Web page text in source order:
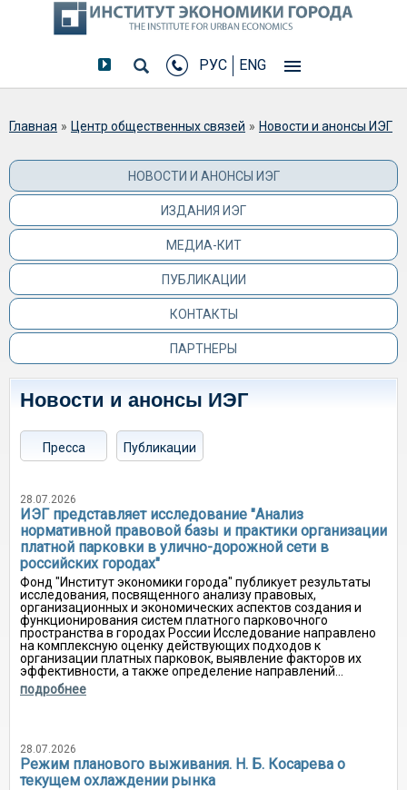
РУС ENG
Вы здесь
Главная » Центр общественных связей » Новости и анонсы ИЭГ
НОВОСТИ И АНОНСЫ ИЭГ
ИЗДАНИЯ ИЭГ
МЕДИА-КИТ
ПУБЛИКАЦИИ
КОНТАКТЫ
ПАРТНЕРЫ
Новости и анонсы ИЭГ
Пресса Публикации
28.07.2026
ИЭГ представляет исследование "Анализ
нормативной правовой базы и практики организации
платной парковки в улично-дорожной сети в
российских городах"
Фонд "Институт экономики города" публикует результаты
исследования, посвященного анализу правовых,
организационных и экономических аспектов создания и
функционирования систем платного парковочного
пространства в городах России Исследование направлено
на комплексную оценку действующих подходов к
организации платных парковок, выявление факторов их
эффективности, а также определение направлений...
подробнее
28.07.2026
Режим планового выживания. Н. Б. Косарева о
текущем охлаждении рынка